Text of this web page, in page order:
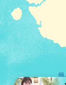
個